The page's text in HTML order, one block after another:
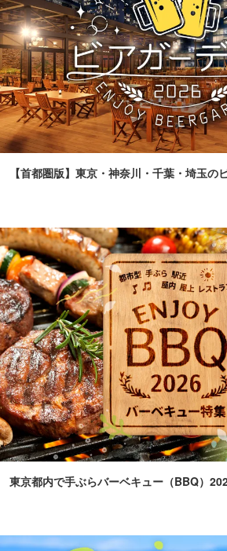
【首都圏版】東京・神奈川・千葉・埼玉の
東京都内で手ぶらバーベキュー（BBQ）